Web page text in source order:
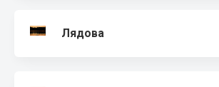
Лядова